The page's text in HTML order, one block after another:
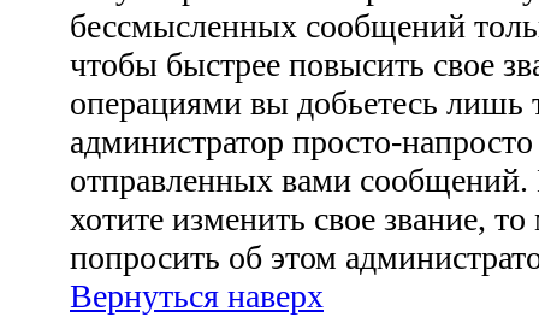
бессмысленных сообщений
чтобы быстрее повысить свое
операциями вы добьетесь лишь
администратор просто-
отправленных вами
хотите изменить свое звание,
попросить об этом
Вернуться наверх